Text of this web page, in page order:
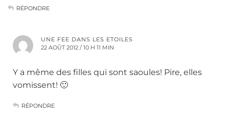
RÉPONDRE
UNE FEE DANS LES ETOILES
22 AOÛT 2012 / 10 H 11 MIN
Y a même des filles qui sont saoules! Pire, elles
vomissent! 🙂
RÉPONDRE